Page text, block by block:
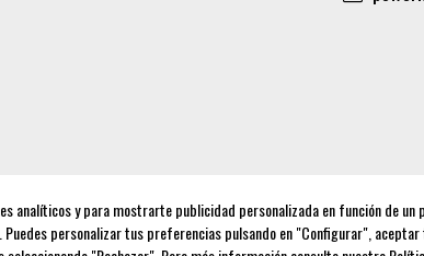
analíticos y para mostrarte publicidad personalizada en función de un
personalizar tus preferencias pulsando en "Configurar",